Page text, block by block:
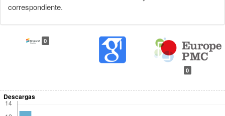
correspondiente.
0
0
Descargas